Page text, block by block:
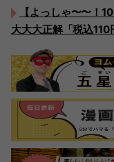
【よっしゃ〜〜！
大大大正解「税込